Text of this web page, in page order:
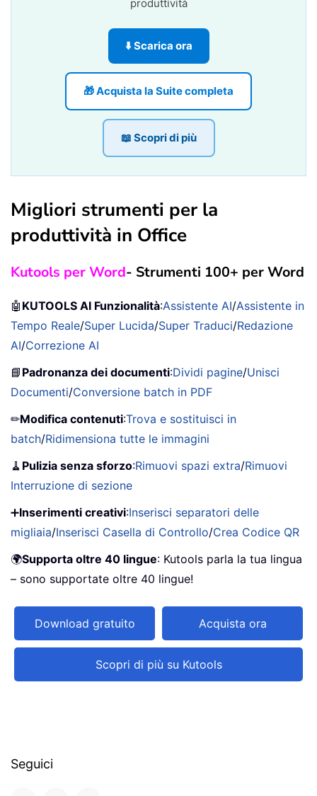
produttività
⬇️ Scarica ora
🎁 Acquista la Suite completa
📖 Scopri di più
Migliori strumenti per la
produttività in Office
Kutools per Word- Strumenti 100+ per Word
🤖 KUTOOLS AI Funzionalità:Assistente AI/Assistente in
Tempo Reale/Super Lucida/Super Traduci/Redazione
AI/Correzione AI
📘 Padronanza dei documenti:Dividi pagine/Unisci
Documenti/Conversione batch in PDF
✏Modifica contenuti:Trova e sostituisci in
batch/Ridimensiona tutte le immagini
🧹 Pulizia senza sforzo:Rimuovi spazi extra/Rimuovi
Interruzione di sezione
➕Inserimenti creativi:Inserisci separatori delle
migliaia/Inserisci Casella di Controllo/Crea Codice QR
🌍Supporta oltre 40 lingue: Kutools parla la tua lingua
– sono supportate oltre 40 lingue!
Download gratuito Acquista ora
Scopri di più su Kutools
Seguici